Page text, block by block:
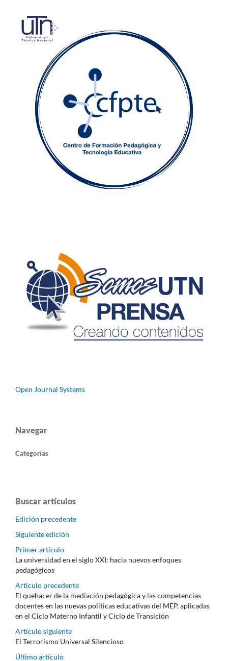
Open Journal Systems
Navegar
Categorías
Buscar artículos
Edición precedente
Siguiente edición
Primer artículo
La universidad en el siglo XXI: hacia nuevos enfoques
pedagógicos
Artículo precedente
El quehacer de la mediación pedagógica y las competencias
docentes en las nuevas políticas educativas del MEP, aplicadas
en el Ciclo Materno Infantil y Ciclo de Transición
Artículo siguiente
El Terrorismo Universal Silencioso
Último artículo